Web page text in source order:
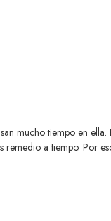
mucho tiempo en
remedio a tiempo. Por